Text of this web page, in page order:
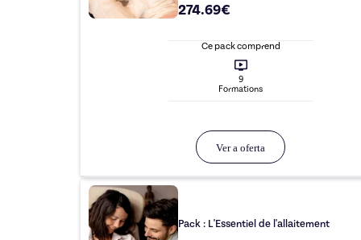
274.69€
Ce pack comprend
9
Formations
Ver a oferta
Pack : L'Essentiel de l'allaitement